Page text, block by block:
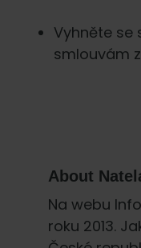
Vyhněte se
smlouvám
About
Na webu
roku 2013.